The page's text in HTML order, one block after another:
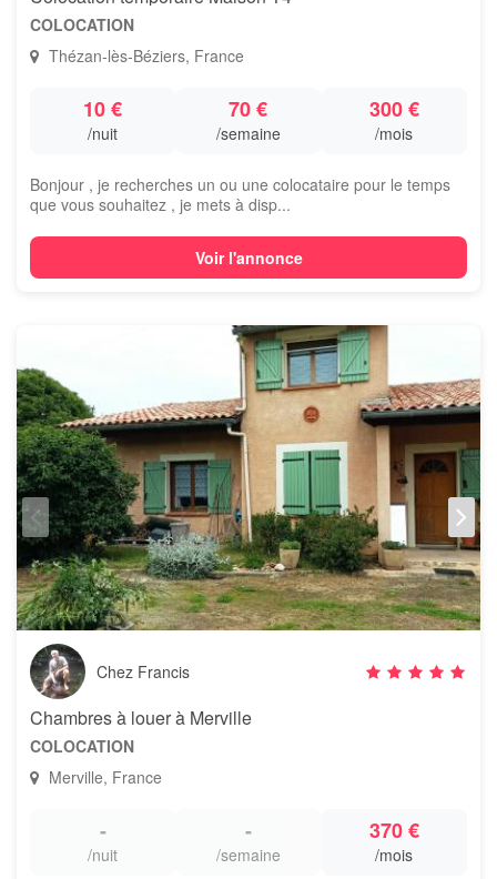
COLOCATION
Thézan-lès-Béziers, France
10 €
/nuit
70 €
/semaine
300 €
/mois
Bonjour , je recherches un ou une colocataire pour le temps
que vous souhaitez , je mets à disp...
Voir l'annonce
Chez Francis
Chambres à louer à Merville
COLOCATION
Merville, France
-
/nuit
-
/semaine
370 €
/mois